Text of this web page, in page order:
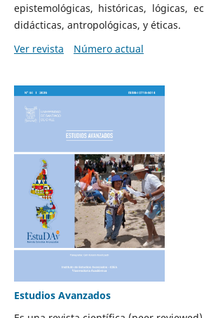
epistemológicas, históricas, lógicas,
didácticas, antropológicas, y éticas.
Ver revista
Número actual
Estudios Avanzados